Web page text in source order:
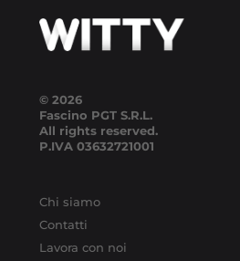
© 2026
Fascino PGT S.R.L.
All rights reserved.
P.IVA 03632721001
Chi siamo
Contatti
Lavora con noi